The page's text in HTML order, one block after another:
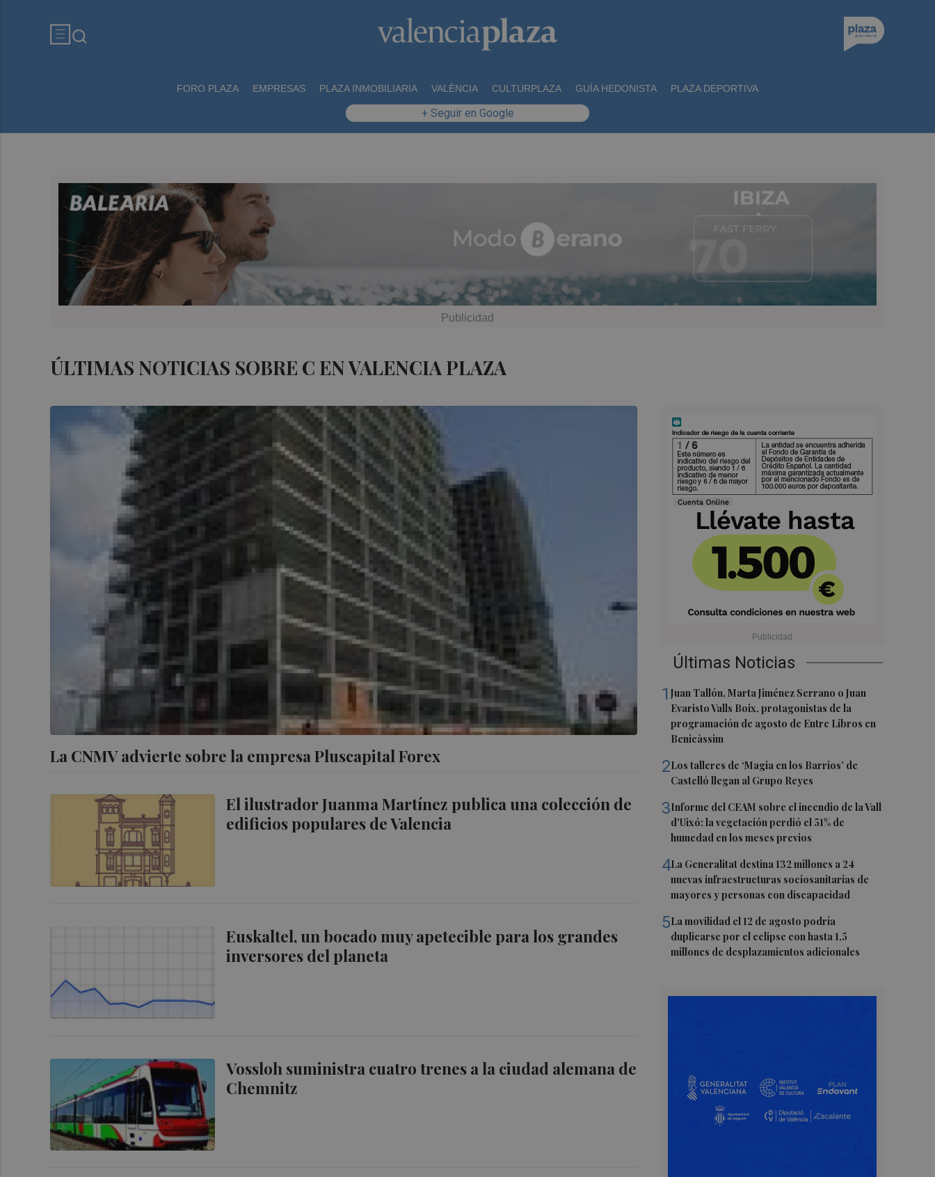
FORO PLAZA EMPRESAS PLAZA INMOBILIARIA VALÈNCIA CULTURPLAZA GUÍA HEDONISTA PLAZA DEPORTIVA
+ Seguir en Google
ÚLTIMAS NOTICIAS SOBRE C EN VALENCIA PLAZA
La CNMV advierte sobre la empresa Pluscapital Forex
El ilustrador Juanma Martínez publica una colección de
edificios populares de Valencia
Euskaltel, un bocado muy apetecible para los grandes
inversores del planeta
Vossloh suministra cuatro trenes a la ciudad alemana de
Chemnitz
Últimas Noticias
1Juan Tallón, Marta Jiménez Serrano o Juan
Evaristo Valls Boix, protagonistas de la
programación de agosto de Entre Libros en
Benicàssim
2Los talleres de ‘Magia en los Barrios’ de
Castelló llegan al Grupo Reyes
3Informe del CEAM sobre el incendio de la Vall
d'Uixó: la vegetación perdió el 51% de
humedad en los meses previos
4La Generalitat destina 132 millones a 24
nuevas infraestructuras sociosanitarias de
mayores y personas con discapacidad
5La movilidad el 12 de agosto podría
duplicarse por el eclipse con hasta 1,5
millones de desplazamientos adicionales